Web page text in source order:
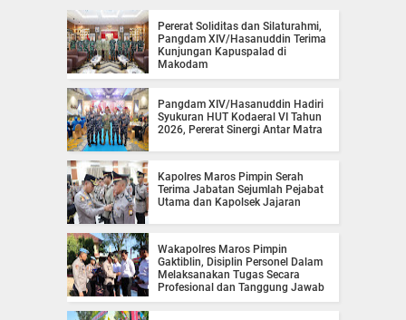
Pererat Soliditas dan Silaturahmi,
Pangdam XIV/Hasanuddin Terima
Kunjungan Kapuspalad di
Makodam
Pangdam XIV/Hasanuddin Hadiri
Syukuran HUT Kodaeral VI Tahun
2026, Pererat Sinergi Antar Matra
Kapolres Maros Pimpin Serah
Terima Jabatan Sejumlah Pejabat
Utama dan Kapolsek Jajaran
Wakapolres Maros Pimpin
Gaktiblin, Disiplin Personel Dalam
Melaksanakan Tugas Secara
Profesional dan Tanggung Jawab